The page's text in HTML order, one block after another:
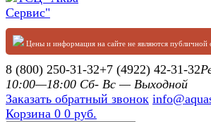
Цены и информация на сайте не являются публичной
8 (800) 250-31-32+7 (4922) 42-31-32
10:00—18:00 Сб- Вс — Выходной
Заказать обратный звонок
Корзина 0 0 руб.